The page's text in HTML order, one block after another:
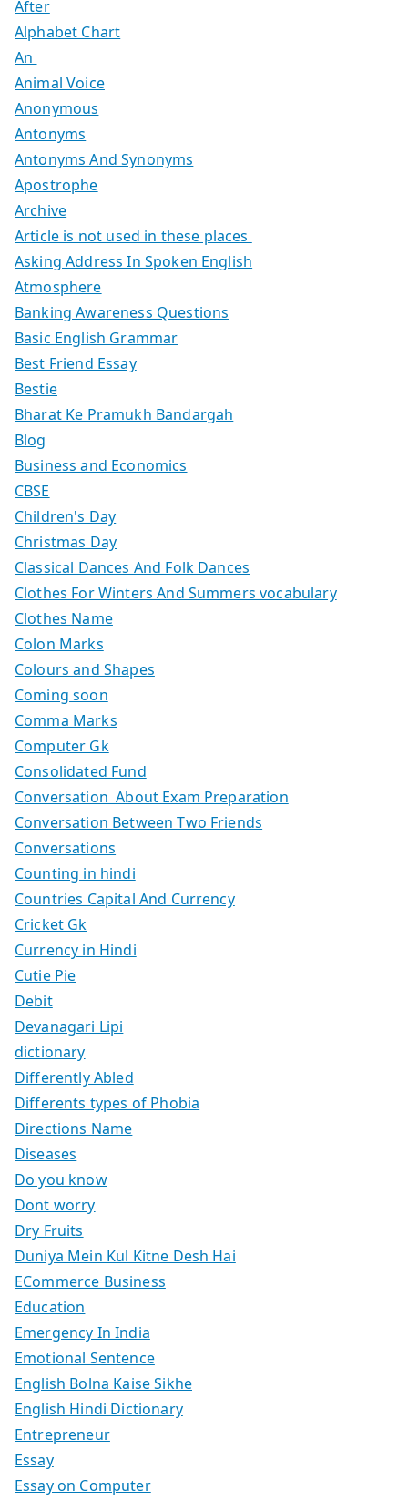
After
Alphabet Chart
An
Animal Voice
Anonymous
Antonyms
Antonyms And Synonyms
Apostrophe
Archive
Article is not used in these places
Asking Address In Spoken English
Atmosphere
Banking Awareness Questions
Basic English Grammar
Best Friend Essay
Bestie
Bharat Ke Pramukh Bandargah
Blog
Business and Economics
CBSE
Children's Day
Christmas Day
Classical Dances And Folk Dances
Clothes For Winters And Summers vocabulary
Clothes Name
Colon Marks
Colours and Shapes
Coming soon
Comma Marks
Computer Gk
Consolidated Fund
Conversation About Exam Preparation
Conversation Between Two Friends
Conversations
Counting in hindi
Countries Capital And Currency
Cricket Gk
Currency in Hindi
Cutie Pie
Debit
Devanagari Lipi
dictionary
Differently Abled
Differents types of Phobia
Directions Name
Diseases
Do you know
Dont worry
Dry Fruits
Duniya Mein Kul Kitne Desh Hai
ECommerce Business
Education
Emergency In India
Emotional Sentence
English Bolna Kaise Sikhe
English Hindi Dictionary
Entrepreneur
Essay
Essay on Computer